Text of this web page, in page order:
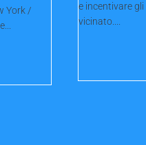
York /
e incentivare
vicinato....